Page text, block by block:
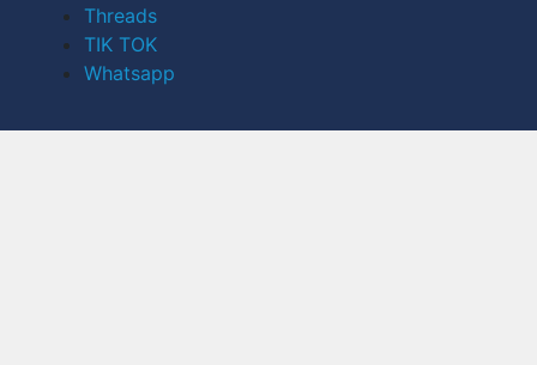
Threads
TIK TOK
Whatsapp